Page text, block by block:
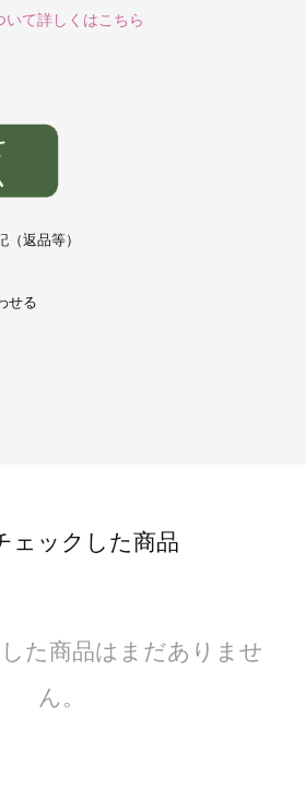
いて詳しくはこちら
返品等）
せる
ェックした商品
た商品はまだありませ
ん。